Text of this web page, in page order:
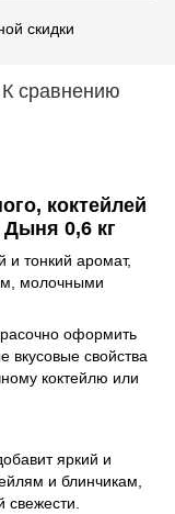
скидки
К сравнению
коктейлей
0,6 кг
тонкий аромат,
молочными
оформить
вкусовые свойства
коктейлю или
яркий и
и блинчикам,
свежести.